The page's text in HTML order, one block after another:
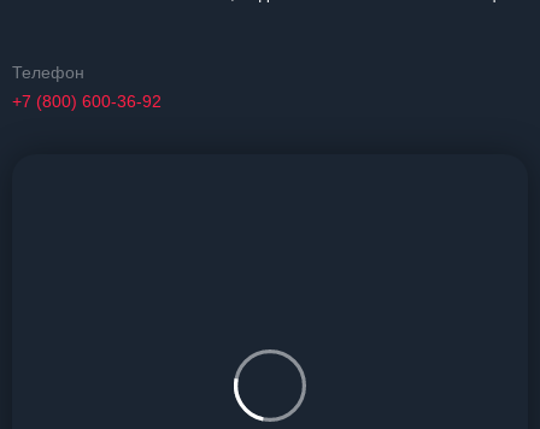
Телефон
+7 (800) 600-36-92